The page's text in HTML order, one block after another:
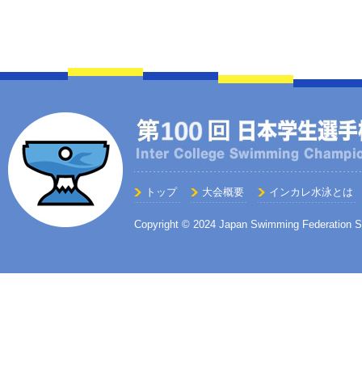
トップ 大会概要 インカレ水泳とは
Copyright © 2024 Japan Swimming Federation